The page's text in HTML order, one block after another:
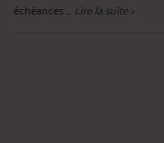
échéances ... Lire la suite >